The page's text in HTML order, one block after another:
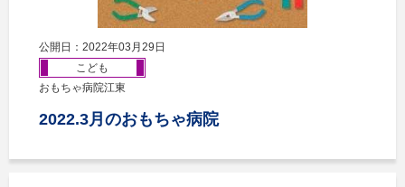
公開日：2022年03月29日
こども
おもちゃ病院江東
2022.3月のおもちゃ病院